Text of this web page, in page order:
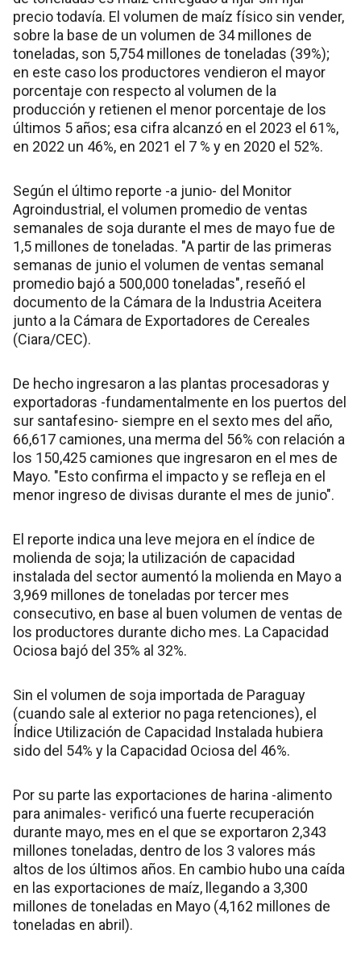
precio todavía. El volumen de maíz físico sin vender,
sobre la base de un volumen de 34 millones de
toneladas, son 5,754 millones de toneladas (39%);
en este caso los productores vendieron el mayor
porcentaje con respecto al volumen de la
producción y retienen el menor porcentaje de los
últimos 5 años; esa cifra alcanzó en el 2023 el 61%,
en 2022 un 46%, en 2021 el 7 % y en 2020 el 52%.
Según el último reporte -a junio- del Monitor
Agroindustrial, el volumen promedio de ventas
semanales de soja durante el mes de mayo fue de
1,5 millones de toneladas. "A partir de las primeras
semanas de junio el volumen de ventas semanal
promedio bajó a 500,000 toneladas", reseñó el
documento de la Cámara de la Industria Aceitera
junto a la Cámara de Exportadores de Cereales
(Ciara/CEC).
De hecho ingresaron a las plantas procesadoras y
exportadoras -fundamentalmente en los puertos del
sur santafesino- siempre en el sexto mes del año,
66,617 camiones, una merma del 56% con relación a
los 150,425 camiones que ingresaron en el mes de
Mayo. "Esto confirma el impacto y se refleja en el
menor ingreso de divisas durante el mes de junio".
El reporte indica una leve mejora en el índice de
molienda de soja; la utilización de capacidad
instalada del sector aumentó la molienda en Mayo a
3,969 millones de toneladas por tercer mes
consecutivo, en base al buen volumen de ventas de
los productores durante dicho mes. La Capacidad
Ociosa bajó del 35% al 32%.
Sin el volumen de soja importada de Paraguay
(cuando sale al exterior no paga retenciones), el
Índice Utilización de Capacidad Instalada hubiera
sido del 54% y la Capacidad Ociosa del 46%.
Por su parte las exportaciones de harina -alimento
para animales- verificó una fuerte recuperación
durante mayo, mes en el que se exportaron 2,343
millones toneladas, dentro de los 3 valores más
altos de los últimos años. En cambio hubo una caída
en las exportaciones de maíz, llegando a 3,300
millones de toneladas en Mayo (4,162 millones de
toneladas en abril).